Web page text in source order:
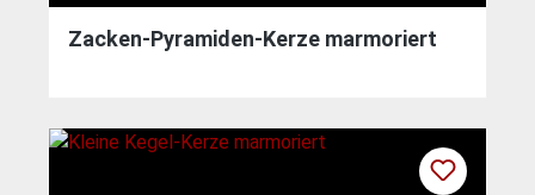
Zacken-Pyramiden-Kerze marmoriert